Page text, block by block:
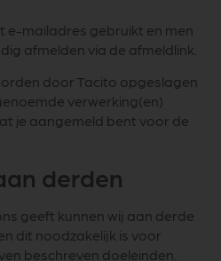
e-mailadres gebruikt en men
afmelden via de afmeldlink.
door Tacito opgeslagen
verwerking(en)
je aangemeld bent voor de
derden
geeft kunnen wij aan derde
dit noodzakelijk is voor
beschreven doeleinden.